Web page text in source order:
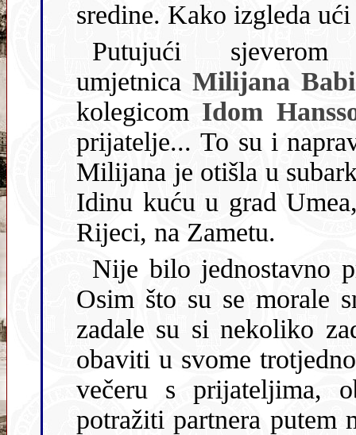
Putujući sjeverom
umjetnica Milijana
kolegicom
Idom
prijatelje... To su i napravile krajem kolovoza prošle godine –
Milijana je otišla u subarktičko područje na
Idinu kuću u grad Umea, a Ida
Rijeci, na Zametu.
Nije bilo jednostavno prilagoditi se
Osim što su se morale snaći
zadale su si nekoliko
obaviti u svome
večeru s prijateljima, obaviti razgovor s psihoterapeutom,
potražiti partnera putem mreža za upoznavanje na internetu te